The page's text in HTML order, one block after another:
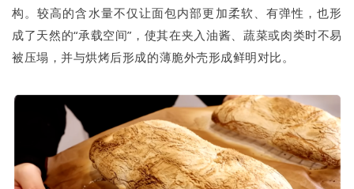
构。较高的含水量不仅让面包内部更加柔软、有弹性，也形
成了天然的“承载空间”，使其在夹入油酱、蔬菜或肉类时不易
被压塌，并与烘烤后形成的薄脆外壳形成鲜明对比。